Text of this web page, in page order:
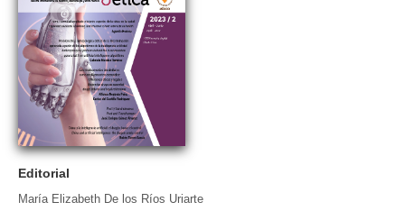
Editorial
María Elizabeth De los Ríos Uriarte